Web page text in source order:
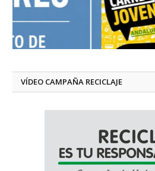
VÍDEO CAMPAÑA RECICLAJE